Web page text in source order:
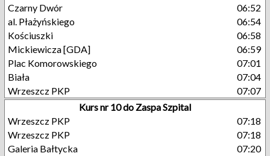
Czarny Dwór
06:52
al. Płażyńskiego
06:54
Kościuszki
06:58
Mickiewicza [GDA]
06:59
Plac Komorowskiego
07:01
Biała
07:04
Wrzeszcz PKP
07:07
Kurs nr 10 do Zaspa Szpital
Wrzeszcz PKP
07:18
Wrzeszcz PKP
07:18
Galeria Bałtycka
07:20